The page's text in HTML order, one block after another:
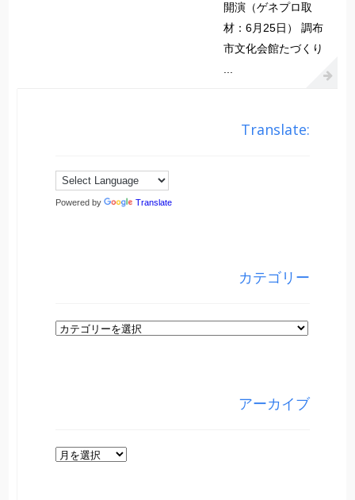
開演（ゲネプロ取
材：6月25日） 調布
市文化会館たづくり
...
Translate:
Powered by Translate
カテゴリー
カ
アーカイブ
ア